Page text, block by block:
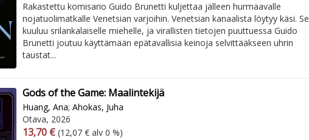
Rakastettu komisario Guido Brunetti kuljettaa jälleen hurmaavalle
nojatuolimatkalle Venetsian varjoihin. Venetsian kanaalista löytyy käsi. Se
kuuluu srilankalaiselle miehelle, ja virallisten tietojen puuttuessa Guido
Brunetti joutuu käyttämään epätavallisia keinoja selvittääkseen uhrin
taustat...
Gods of the Game: Maalintekijä
Huang, Ana; Ahokas, Juha
Otava, 2026
Arvonlisäverollinen hinta
13,70 € Arvonlisäveroton hinta
(12,07 € alv 0 %)